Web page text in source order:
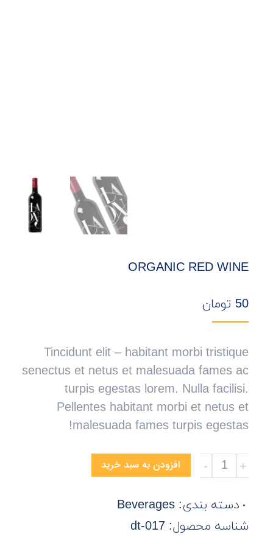
ORGANIC RED WINE
50 تومان
Tincidunt elit – habitant morbi tristique
senectus et netus et malesuada fames ac
turpis egestas lorem. Nulla facilisi.
Pellentes habitant morbi et netus et
malesuada fames turpis egestas!
Organic
Red
Wine
افزودن به سبد خرید
دسته بندی: Beverages
شناسه محصول: dt-017